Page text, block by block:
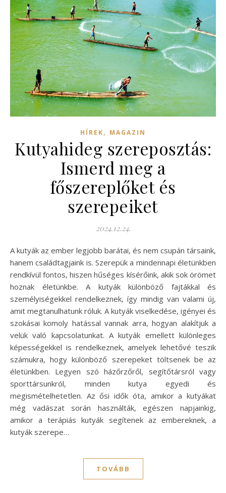
HÍREK, MAGAZIN
Kutyahideg szereposztás:
Ismerd meg a
főszereplőket és
szerepeiket
2024.12.24.
A kutyák az ember legjobb barátai, és nem csupán társaink,
hanem családtagjaink is. Szerepük a mindennapi életünkben
rendkívül fontos, hiszen hűséges kísérőink, akik sok örömet
hoznak életünkbe. A kutyák különböző fajtákkal és
személyiségekkel rendelkeznek, így mindig van valami új,
amit megtanulhatunk róluk. A kutyák viselkedése, igényei és
szokásai komoly hatással vannak arra, hogyan alakítjuk a
velük való kapcsolatunkat. A kutyák emellett különleges
képességekkel is rendelkeznek, amelyek lehetővé teszik
számukra, hogy különböző szerepeket töltsenek be az
életünkben. Legyen szó házőrzőről, segítőtársról vagy
sporttársunkról, minden kutya egyedi és
megismételhetetlen. Az ősi idők óta, amikor a kutyákat
még vadászat során használták, egészen napjainkig,
amikor a terápiás kutyák segítenek az embereknek, a
kutyák szerepe…
TOVÁBB